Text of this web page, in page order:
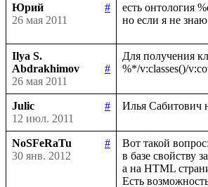
Юрий
#
26 мая 2011
есть онтология
Ilya S.
Abdrakhimov
#
26 мая 2011
Для получения
Julic
#
12 июл. 2011
NoSFeRaTu
#
30 янв. 2012
Вот такой вопрос:
в базе свойству
а на HTML